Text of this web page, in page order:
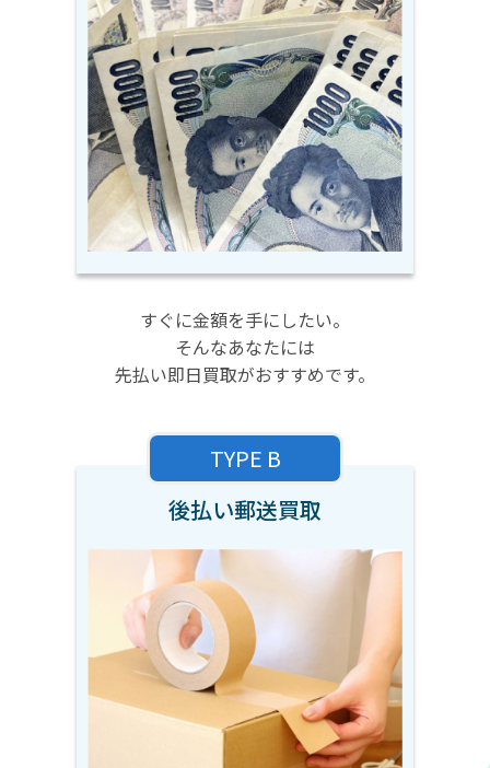
すぐに金額を手にしたい。
そんなあなたには
先払い即日買取がおすすめです。
TYPE B
後払い郵送買取